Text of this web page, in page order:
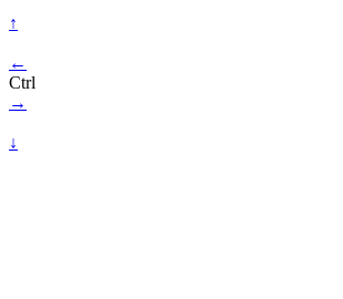
↑
←
Ctrl
→
↓